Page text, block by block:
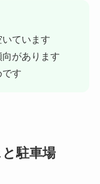
ています
があります
す
駐車場